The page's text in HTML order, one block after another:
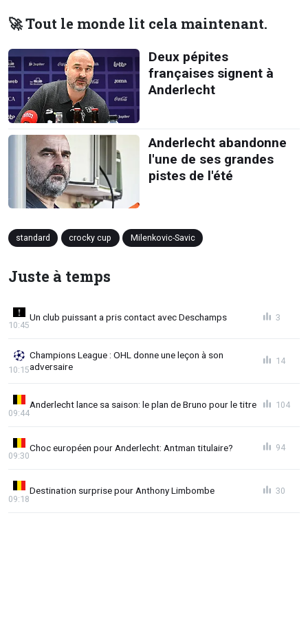
🚀 Tout le monde lit cela maintenant.
Deux pépites
françaises signent à
Anderlecht
Anderlecht abandonne
l'une de ses grandes
pistes de l'été
standard crocky cup Milenkovic-Savic
Juste à temps
Un club puissant a pris contact avec Deschamps
10:45
3
Champions League : OHL donne une leçon à son
adversaire
10:15
14
Anderlecht lance sa saison: le plan de Bruno pour le titre
09:44
104
Choc européen pour Anderlecht: Antman titulaire?
09:30
94
Destination surprise pour Anthony Limbombe
09:18
30